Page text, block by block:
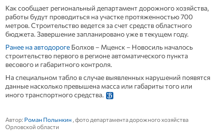
Как сообщает региональный департамент дорожного хозяйства,
работы будут проводиться на участке протяженностью 700
метров. Строительство ведется за счет средств областного
бюджета. Завершение запланировано уже в текущем году.
Ранее на автодорогеБолхов – Мценск – Новосиль началось
строительство первого в регионе автоматического пункта
весового и габаритного контроля.
На специальном табло в случае выявленных нарушений появятся
данные насколько превышена масса или габариты того или
иного транспортного средства.
Автор: Роман Полынкин , фото департамента дорожного хозяйства
Орловской области